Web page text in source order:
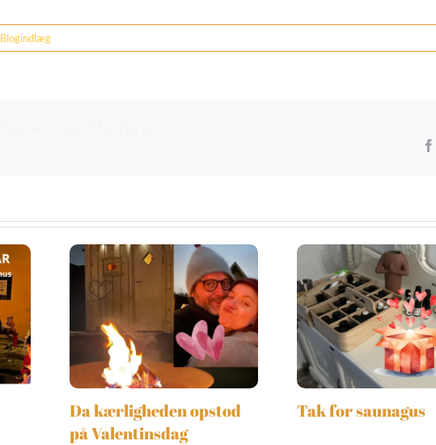
Blogindlæg
Da kærligheden opstod
på Valentinsdag
Tak for saunagus